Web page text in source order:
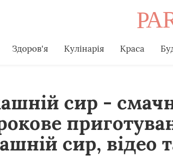
Здоров'я Кулінарія Краса
сир -
сир, відео